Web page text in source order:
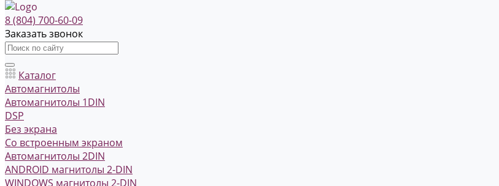
8 (804) 700-60-09
Заказать звонок
Каталог
Автомагнитолы
Автомагнитолы 1DIN
DSP
Без экрана
Со встроенным экраном
Автомагнитолы 2DIN
ANDROID магнитолы 2-DIN
WINDOWS магнитолы 2-DIN